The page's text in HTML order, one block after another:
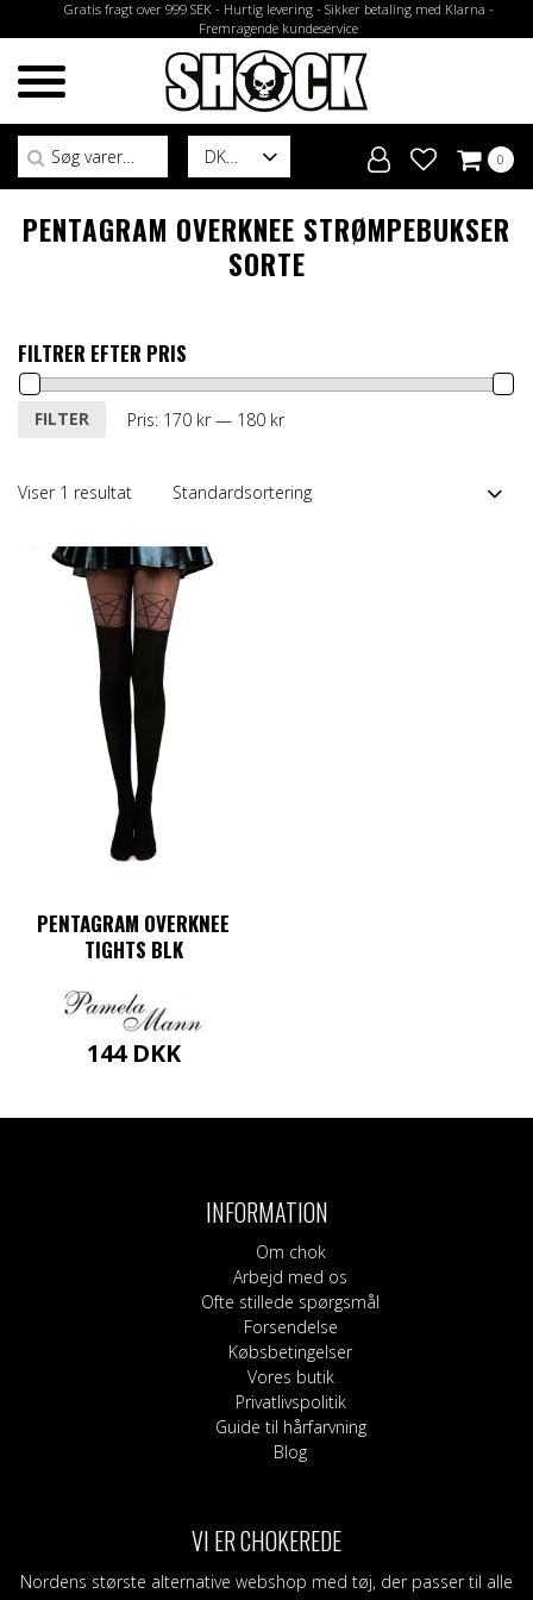
Gratis fragt over 999 SEK - Hurtig levering - Sikker betaling med Klarna -
Fremragende kundeservice
DK
Søg efter:
0
PENTAGRAM OVERKNEE STRØMPEBUKSER
SORTE
FILTRER EFTER PRIS
Mindste
Højeste
FILTER Pris: 170 kr— 180 kr
Viser 1 resultat
PENTAGRAM OVERKNEE
TIGHTS BLK
144 DKK
INFORMATION
Om chok
Arbejd med os
Ofte stillede spørgsmål
Forsendelse
Købsbetingelser
Vores butik
Privatlivspolitik
Guide til hårfarvning
Blog
VI ER CHOKEREDE
Nordens største alternative webshop med tøj, der passer til alle